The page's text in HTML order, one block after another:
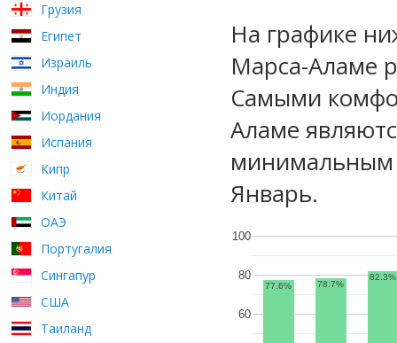
Грузия
Египет
Израиль
Индия
Иордания
Испания
Кипр
Китай
ОАЭ
Португалия
Сингапур
США
Таиланд
На графике
Марса-Аламе
Самыми
Аламе
минимальным
Январь.
60
80
100
77.6% 78.7%
82.3%